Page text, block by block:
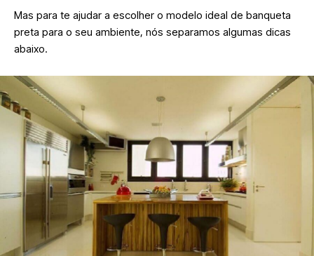
Mas para te ajudar a escolher o modelo ideal de banqueta
preta para o seu ambiente, nós separamos algumas dicas
abaixo.